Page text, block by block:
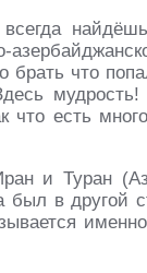
что
что есть
и Туран
в другой